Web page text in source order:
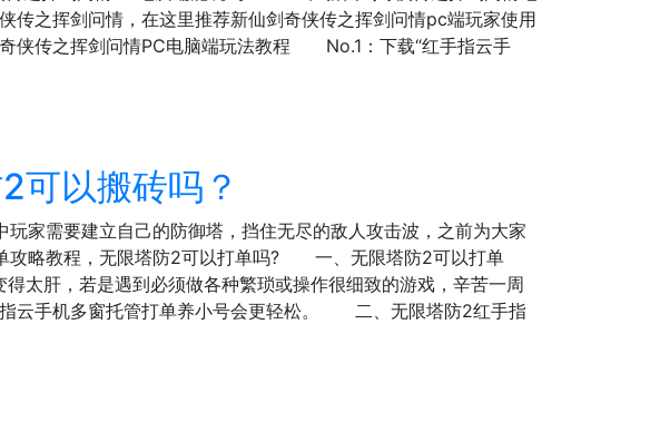
挥剑问情，在这里推荐新仙剑奇侠传之挥剑问情pc端玩家使用
侠传之挥剑问情PC电脑端玩法教程 No.1：下载“红手指云手
可以搬砖吗？
家需要建立自己的防御塔，挡住无尽的敌人攻击波，之前为大家
攻略教程，无限塔防2可以打单吗? 一、无限塔防2可以打单
肝，若是遇到必须做各种繁琐或操作很细致的游戏，辛苦一周
指云手机多窗托管打单养小号会更轻松。 二、无限塔防2红手指